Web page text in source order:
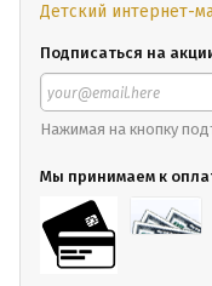
Детский интернет-
Подписаться на
Нажимая на кнопку
Мы принимаем к